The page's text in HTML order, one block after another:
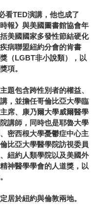
看TED演講，他也成了
報》與美國圖書館協會年
美國國家多發性節結硬化
病聯盟紐約分會的肯書
（LGBT非小說類），以
項。
題包含跨性別者的權益、
，並擔任哥倫比亞大學臨
席、康乃爾大學威爾醫學
講師，同時也是耶魯大學
密西根大學憂鬱症中心主
比亞大學醫學院訪視委員
紐約人類學院以及美國外
神醫學學會的人道獎，以
居於紐約與倫敦兩地。